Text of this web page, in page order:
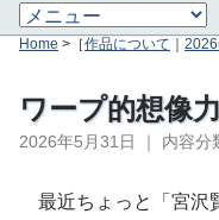
Home >［作品について ｜
ワープ的想像力
2026年5月31日 ｜ 内容分
最近ちょっと「宮沢